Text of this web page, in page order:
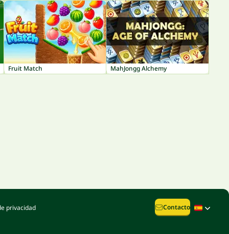
Fruit Match MahJongg Alchemy
privacidad Contacto